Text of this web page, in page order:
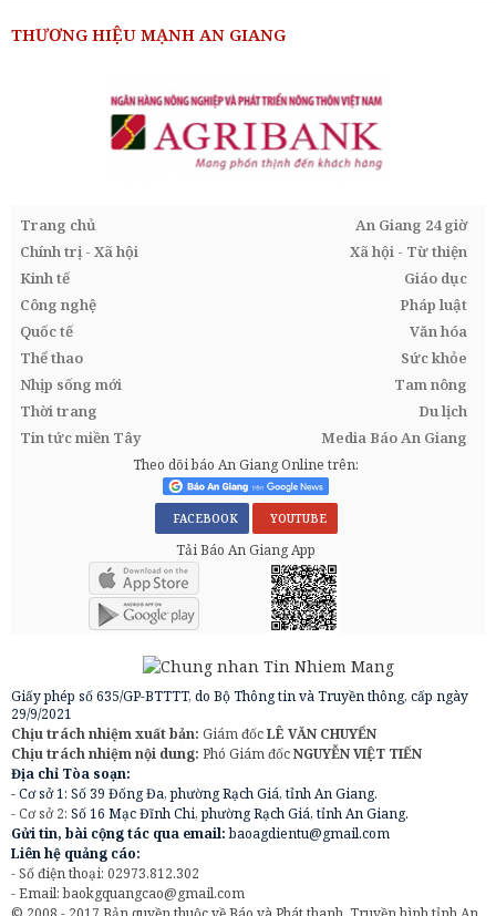
THƯƠNG HIỆU MẠNH AN GIANG
Trang chủ
An Giang 24 giờ
Chính trị - Xã hội
Xã hội - Từ thiện
Kinh tế
Giáo dục
Công nghệ
Pháp luật
Quốc tế
Văn hóa
Thể thao
Sức khỏe
Nhịp sống mới
Tam nông
Thời trang
Du lịch
Tin tức miền Tây
Media Báo An Giang
Theo dõi báo An Giang Online trên:
FACEBOOK YOUTUBE
Tải Báo An Giang App
Giấy phép số 635/GP-BTTTT, do Bộ Thông tin và Truyền thông, cấp ngày
29/9/2021
Chịu trách nhiệm xuất bản: Giám đốcLÊ VĂN CHUYỂN
Chịu trách nhiệm nội dung: Phó Giám đốcNGUYỄN VIỆT TIẾN
Địa chỉ Tòa soạn:
- Cơ sở 1: Số 39 Đống Đa, phường Rạch Giá, tỉnh An Giang.
- Cơ sở 2: Số 16 Mạc Đĩnh Chi, phường Rạch Giá, tỉnh An Giang.
Gửi tin, bài cộng tác qua email:baoagdientu@gmail.com
Liên hệ quảng cáo:
- Số điện thoại: 02973.812.302
- Email:baokgquangcao@gmail.com